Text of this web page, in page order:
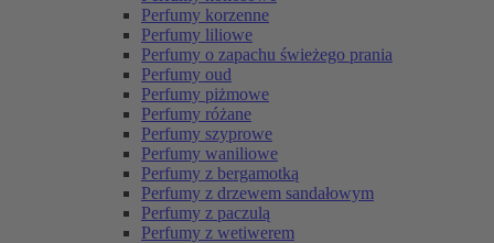
Perfumy korzenne
Perfumy liliowe
Perfumy o zapachu świeżego prania
Perfumy oud
Perfumy piżmowe
Perfumy różane
Perfumy szyprowe
Perfumy waniliowe
Perfumy z bergamotką
Perfumy z drzewem sandałowym
Perfumy z paczulą
Perfumy z wetiwerem